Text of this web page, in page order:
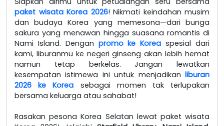
paket wisata Korea 2026! Nikmati keindahan musim
dan budaya Korea yang memesona—dari bunga
sakura yang menawan hingga suasana romantis di
Nami Island. Dengan promo ke Korea spesial dari
kami, liburanmu ke negeri ginseng akan lebih hemat
namun tetap berkelas. Jangan lewatkan
kesempatan istimewa ini untuk menjadikan liburan
2026 ke Korea sebagai momen tak terlupakan
bersama keluarga atau sahabat!
Rasakan pesona Korea Selatan lewat paket wisata